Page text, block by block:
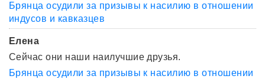
Брянца осудили за призывы к насилию в отношении
индусов и кавказцев
Елена
Сейчас они наши наилучшие друзья.
Брянца осудили за призывы к насилию в отношении